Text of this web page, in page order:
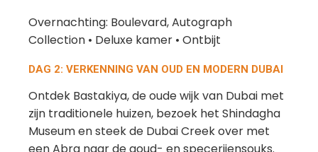
Overnachting: Boulevard, Autograph
Collection • Deluxe kamer • Ontbijt
DAG 2: VERKENNING VAN OUD EN MODERN DUBAI
Ontdek Bastakiya, de oude wijk van Dubai met
zijn traditionele huizen, bezoek het Shindagha
Museum en steek de Dubai Creek over met